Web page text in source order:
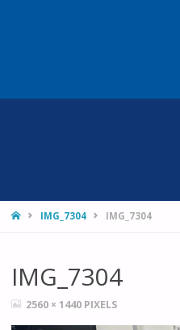
HOMEIMG_7304 IMG_7304
IMG_7304
FULL2560 × 1440 PIXELS